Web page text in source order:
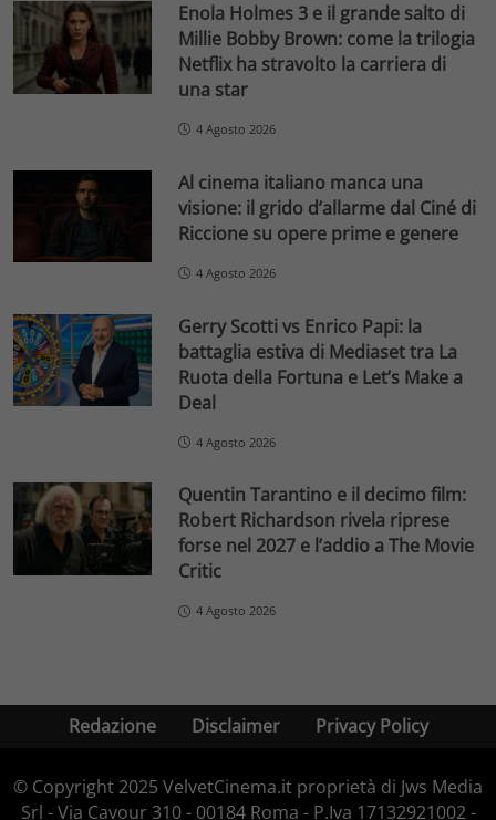
Enola Holmes 3 e il grande salto di
Millie Bobby Brown: come la trilogia
Netflix ha stravolto la carriera di
una star
4 Agosto 2026
Al cinema italiano manca una
visione: il grido d’allarme dal Ciné di
Riccione su opere prime e genere
4 Agosto 2026
Gerry Scotti vs Enrico Papi: la
battaglia estiva di Mediaset tra La
Ruota della Fortuna e Let’s Make a
Deal
4 Agosto 2026
Quentin Tarantino e il decimo film:
Robert Richardson rivela riprese
forse nel 2027 e l’addio a The Movie
Critic
4 Agosto 2026
Redazione Disclaimer Privacy Policy
© Copyright 2025 VelvetCinema.it proprietà di Jws Media
Srl - Via Cavour 310 - 00184 Roma - P.Iva 17132921002 -